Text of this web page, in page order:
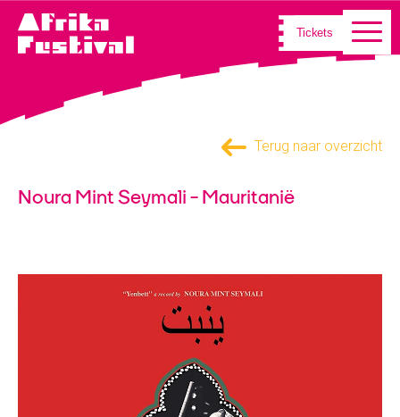
Tickets
Terug naar overzicht
Noura Mint Seymali - Mauritanië